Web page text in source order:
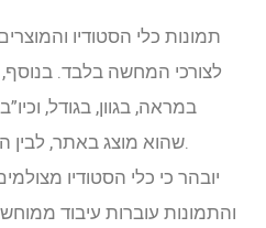
תמונות כלי הסטודיו
לצורכי המחשה בלבד. בנוסף,
במראה, בגוון, בגודל,
יובהר כי כלי הסטודיו
והתמונות עוברות עיבוד